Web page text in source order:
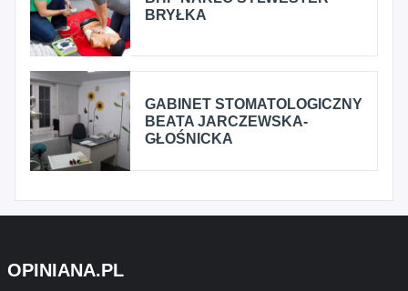
BRYŁKA
GABINET STOMATOLOGICZNY
BEATA JARCZEWSKA-
GŁOŚNICKA
OPINIANA.PL